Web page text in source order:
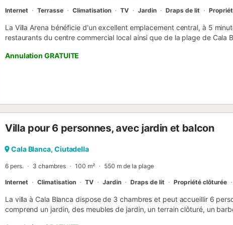
Internet Terrasse Climatisation TV Jardin Draps de lit
La Villa Arena bénéficie d'un excellent emplacement central, à 5
restaurants du centre commercial local ainsi que de la plage de Cala
profiter de vues fantastiques sur le coucher de soleil. Cette agréable
bien aérée et bien équipée, avec une piscine privée et un barbecue.
l'arrivée. Son montant est de 2,20 € par personne et par nuit
Annulation GRATUITE
Villa pour 6 personnes, avec jardin et balcon
Cala Blanca, Ciutadella
6 pers. 3 chambres 100 m² 550 m de la plage
Internet Climatisation TV Jardin Draps de lit Propriété clôturée
La villa à Cala Blanca dispose de 3 chambres et peut accueillir 6
comprend un jardin, des meubles de jardin, un terrain clôturé, un